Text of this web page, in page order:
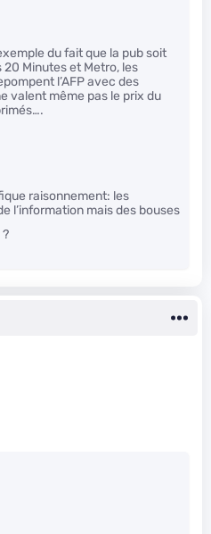
du fait que la pub soit
Minutes et Metro, les
l’AFP avec des
valent même pas le prix du
raisonnement: les
l’information mais des bouses